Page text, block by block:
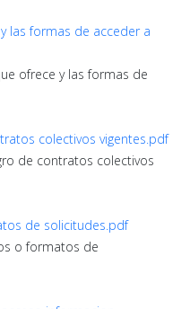
las formas de acceder a
ofrece y las formas de
colectivos vigentes.pdf
de contratos colectivos
de solicitudes.pdf
o formatos de